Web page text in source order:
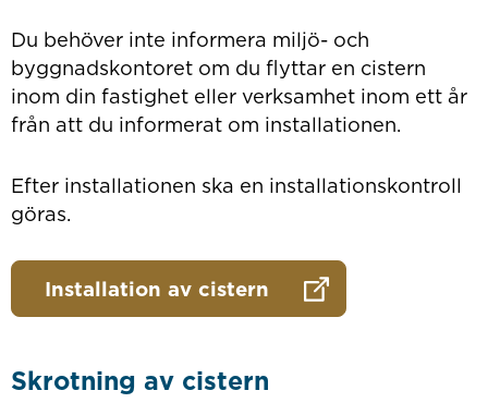
Du behöver inte informera miljö- och
byggnadskontoret om du flyttar en cistern
inom din fastighet eller verksamhet inom ett år
från att du informerat om installationen.
Efter installationen ska en installationskontroll
göras.
Installation av cistern
Skrotning av cistern